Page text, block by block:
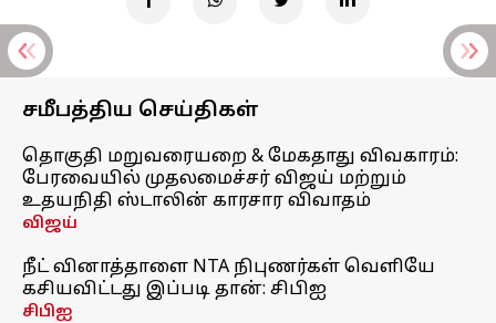
சமீபத்திய செய்திகள்
தொகுதி மறுவரையறை & மேகதாது விவகாரம்:
பேரவையில் முதலமைச்சர் விஜய் மற்றும்
உதயநிதி ஸ்டாலின் காரசார விவாதம்
விஜய்
நீட் வினாத்தாளை NTA நிபுணர்கள் வெளியே
கசியவிட்டது இப்படி தான்: சிபிஐ
சிபிஐ